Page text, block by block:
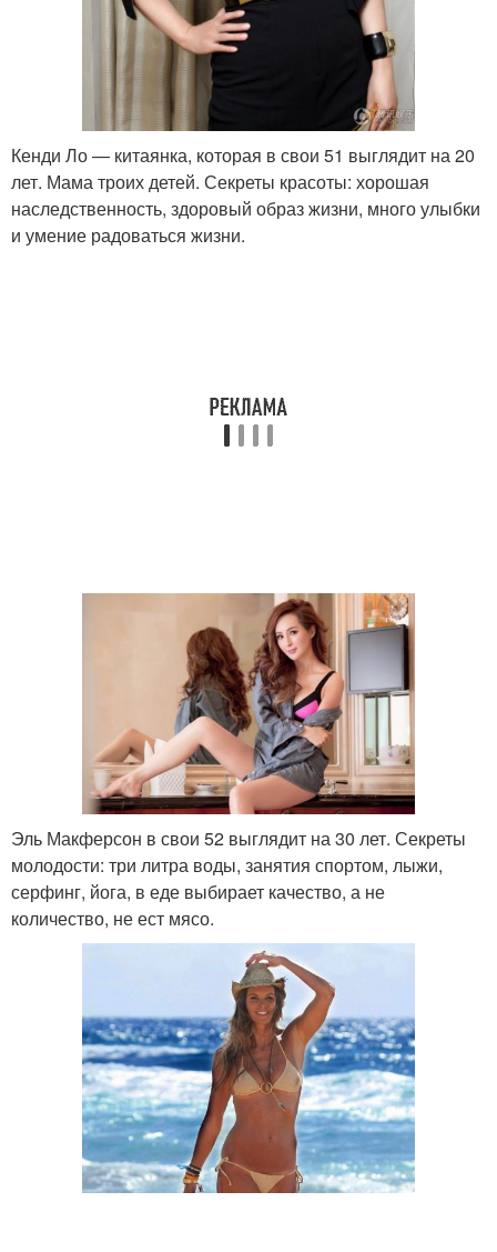
Кенди Ло — китаянка, которая в свои 51 выглядит на 20
лет. Мама троих детей. Секреты красоты: хорошая
наследственность, здоровый образ жизни, много улыбки
и умение радоваться жизни.
Эль Макферсон в свои 52 выглядит на 30 лет. Секреты
молодости: три литра воды, занятия спортом, лыжи,
серфинг, йога, в еде выбирает качество, а не
количество, не ест мясо.